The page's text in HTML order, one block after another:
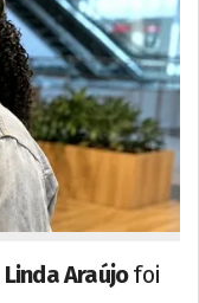
Linda Araújofoi